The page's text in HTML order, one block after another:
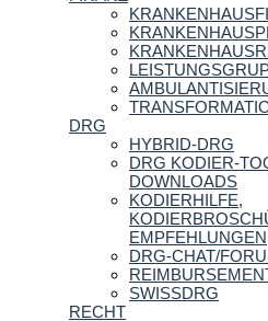
DRG
HYBRID-DRG
DRG KODIER-
DOWNLOADS
KODIERHILFE,
EMPFEHLUNGEN
DRG-CHAT/
SWISSDRG
RECHT